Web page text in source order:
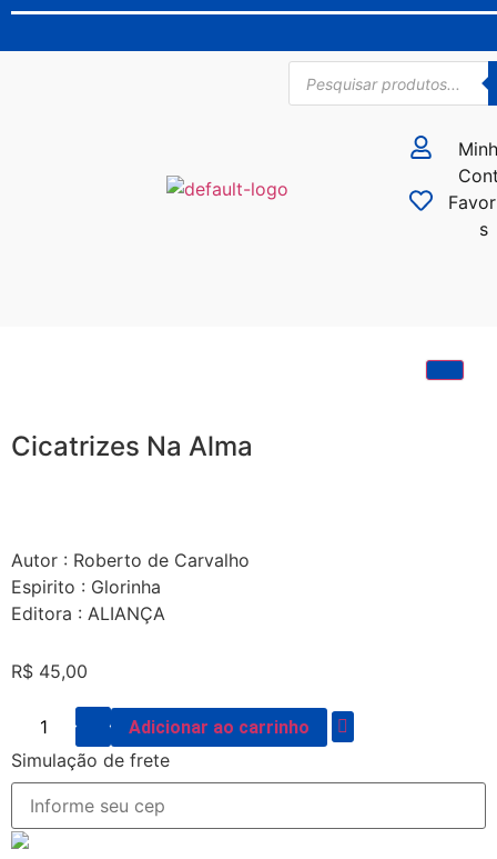
s
Cicatrizes Na Alma
Autor : Roberto de Carvalho
Espirito : Glorinha
Editora : ALIANÇA
R$ 45,00
Adicionar ao carrinho
Simulação de frete